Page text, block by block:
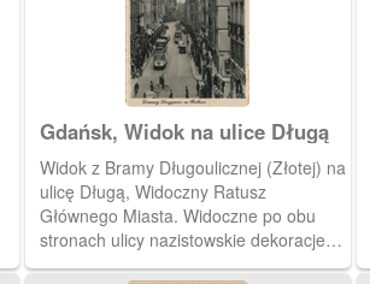
Gdańsk, Widok na ulice Długą
Widok z Bramy Długoulicznej (Złotej) na
ulicę Długą, Widoczny Ratusz
Głównego Miasta. Widoczne po obu
stronach ulicy nazistowskie dekoracje i
hitlerowskie flagi.